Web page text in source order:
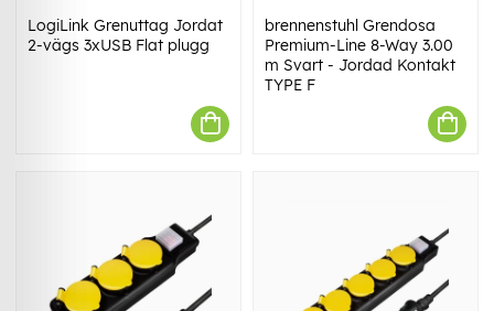
LogiLink Grenuttag Jordat
2-vägs 3xUSB Flat plugg
brennenstuhl Grendosa
Premium-Line 8-Way 3.00
m Svart - Jordad Kontakt
TYPE F